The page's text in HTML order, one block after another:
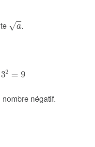
.
32
négatif.